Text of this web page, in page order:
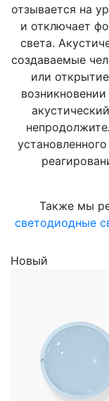
отзывается на
и отключает
света.
создаваемые
или
Также мы
светодиодные
Новый